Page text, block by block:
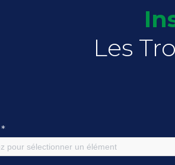
Les
*
pour sélectionner un élément